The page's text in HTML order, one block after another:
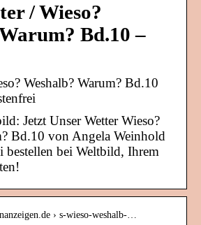
/ Wieso?
Bd.10 –
Weshalb? Warum? Bd.10
Jetzt Unser Wetter Wieso?
Bd.10 von Angela Weinhold
bestellen bei Weltbild, Ihrem
› s-wieso-weshalb-…